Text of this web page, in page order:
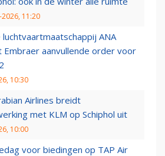
11:20
luchtvaartmaatschappij ANA
aanvullende order voor
10:30
Airlines breidt
met KLM op Schiphol uit
10:00
voor biedingen op TAP Air